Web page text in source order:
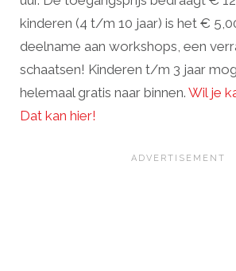
kinderen (4 t/m 10 jaar) is het €
deelname aan workshops, een
schaatsen! Kinderen t/m 3 jaar
helemaal gratis naar binnen. Wil je
Dat kan hier!